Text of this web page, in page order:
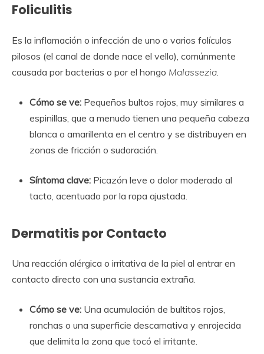
Foliculitis
Es la inflamación o infección de uno o varios folículos
pilosos (el canal de donde nace el vello), comúnmente
causada por bacterias o por el hongo Malassezia
Cómo se ve: Pequeños bultos rojos, muy similares a
espinillas, que a menudo tienen una pequeña cabeza
blanca o amarillenta en el centro y se distribuyen en
zonas de fricción o sudoración.
Síntoma clave: Picazón leve o dolor moderado al
tacto, acentuado por la ropa ajustada.
Dermatitis por Contacto
Una reacción alérgica o irritativa de la piel al entrar en
contacto directo con una sustancia extraña.
Cómo se ve: Una acumulación de bultitos rojos,
ronchas o una superficie descamativa y enrojecida
que delimita la zona que tocó el irritante.